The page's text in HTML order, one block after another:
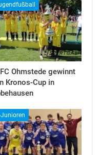
Ohmstede gewinnt
Kronos-Cup in